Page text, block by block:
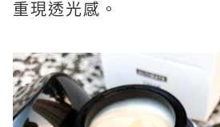
重現透光感。